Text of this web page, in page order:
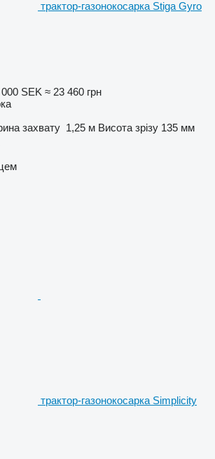
трактор-газонокосарка Stiga Gyro
SEK ≈ 23 460 грн
захвату 1,25 м Висота зрізу 135 мм
трактор-газонокосарка Simplicity